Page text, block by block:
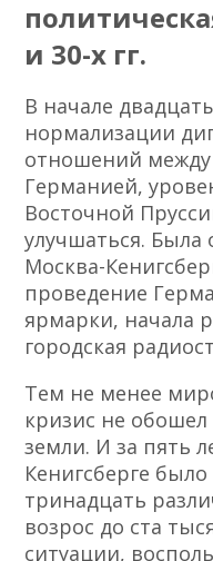
и 30-х гг.
В начале
нормализации
отношений
Германией,
Восточной
улучшаться.
Москва-
проведение
ярмарки, начала
городская
Тем не менее
кризис не
земли. И за пять
Кенигсберге
тринадцать
возрос до ста
ситуации,